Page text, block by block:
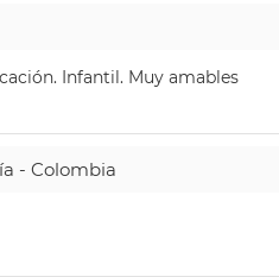
Infantil. Muy amables
- Colombia